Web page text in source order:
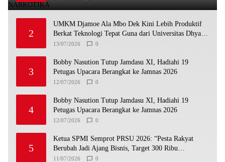
2
UMKM Djamoe Ala Mbo Dek Kini Lebih Produktif
Berkat Teknologi Tepat Guna dari Universitas Dhyana
Pura
13/07/2026 0
3
Bobby Nasution Tutup Jamdasu XI, Hadiahi 19
Petugas Upacara Berangkat ke Jamnas 2026
12/07/2026 0
4
Bobby Nasution Tutup Jamdasu XI, Hadiahi 19
Petugas Upacara Berangkat ke Jamnas 2026
12/07/2026 0
5
Ketua SPMI Semprot PRSU 2026: “Pesta Rakyat
Berubah Jadi Ajang Bisnis, Target 300 Ribu
Pengunjung Tinggal Slogan”
11/07/2026 0